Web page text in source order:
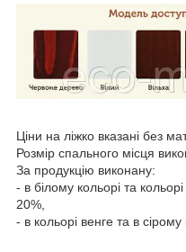
Ціни на ліжко вказані без
Розмір спального місця
За продукцію виконану:
- в білому кольорі та
20%,
- в кольорі венге та в сірому